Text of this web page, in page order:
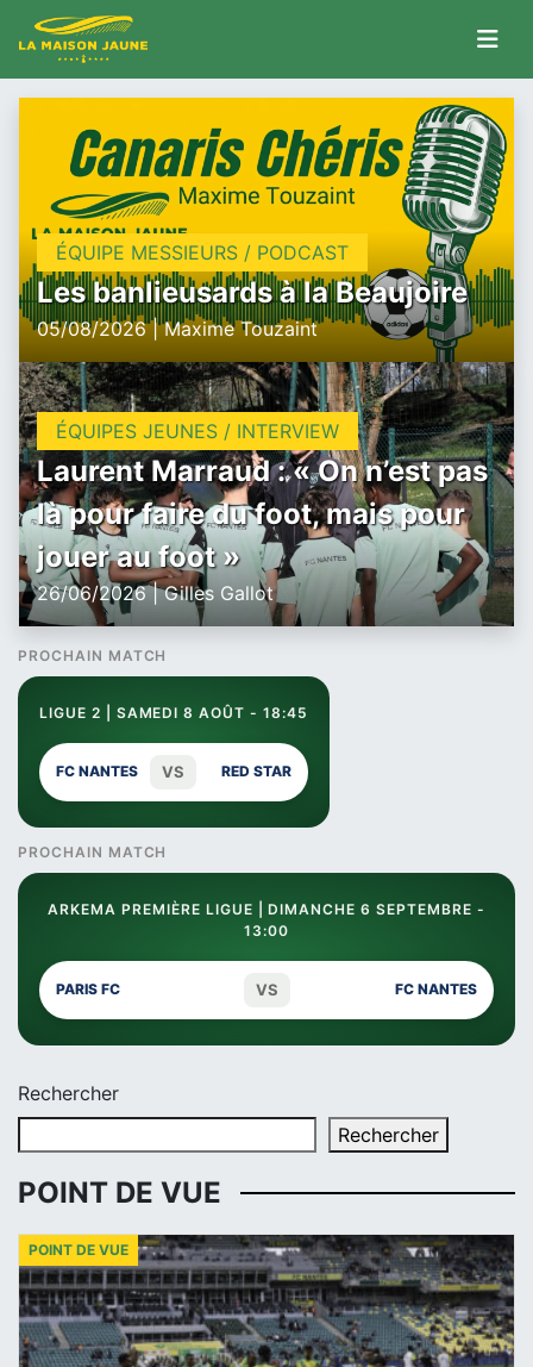
ÉQUIPE MESSIEURS / PODCAST
Les banlieusards à la Beaujoire
05/08/2026 | Maxime Touzaint
ÉQUIPES JEUNES / INTERVIEW
Laurent Marraud : « On n’est pas
là pour faire du foot, mais pour
jouer au foot »
26/06/2026 | Gilles Gallot
PROCHAIN MATCH
LIGUE 2 | SAMEDI 8 AOÛT - 18:45
FC NANTES VS RED STAR
PROCHAIN MATCH
ARKEMA PREMIÈRE LIGUE | DIMANCHE 6 SEPTEMBRE -
13:00
PARIS FC VS FC NANTES
Rechercher
Rechercher
POINT DE VUE
POINT DE VUE